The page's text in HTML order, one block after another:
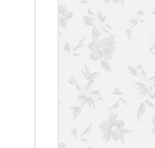
В